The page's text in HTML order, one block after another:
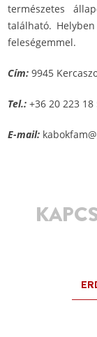
természetes
található.
feleségemmel.
Cím: 9945
Tel.:+36 20 223
E-mail: